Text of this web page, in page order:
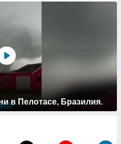
в Пелотасе, Бразилия.